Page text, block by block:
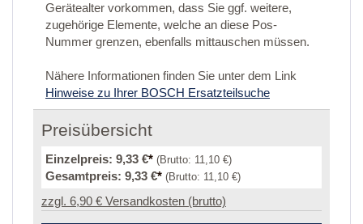
Gerätealter vorkommen, dass Sie ggf. weitere,
zugehörige Elemente, welche an diese Pos-
Nummer grenzen, ebenfalls mittauschen müssen.
Nähere Informationen finden Sie unter dem Link
Hinweise zu Ihrer BOSCH Ersatzteilsuche
Preisübersicht
Einzelpreis: 9,33 €* (Brutto: 11,10 €)
Gesamtpreis: 9,33 €* (Brutto: 11,10 €)
zzgl. 6,90 € Versandkosten (brutto)